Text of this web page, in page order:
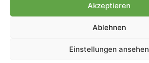
Akzeptieren
Ablehnen
Einstellungen ansehen
PARTNER WERDEN
AGB